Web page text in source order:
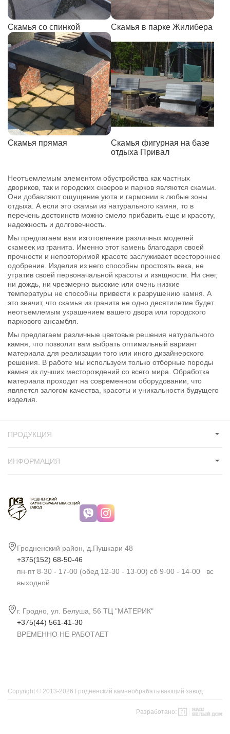
Скамья со спинкой Скамья в парке Жилибера
Скамья прямая
Скамья фигурная на базе
отдыха Привал
Неотъемлемым элементом обустройства как частных
двориков, так и городских скверов и парков являются скамьи.
Они добавляют ощущение уюта и гармонии в любые зоны
отдыха. А если это скамьи из натурального камня, то в
перечень достоинств можно смело прибавить еще и красоту,
надежность и долговечность.
Мы предлагаем вам изготовление различных моделей
скамеек из гранита. Именно этот камень благодаря своей
прочности и неповторимой красоте заслуживает всестороннее
одобрение. Изделия из него способны простоять века, не
утратив своей первоначальной красоты и изящности. Ни снег,
ни дождь, ни чрезмерно высокие или очень низкие
температуры не способны привести к разрушению камня. А
это значит, что скамья из гранита не одно десятилетие будет
неотъемлемым украшением вашего двора или городского
паркового ансамбля.
Мы предлагаем различные цветовые решения натурального
камня, что позволит вам выбрать оптимальный вариант
материала для реализации того или иного дизайнерского
решения. В работе мы используем только отборные породы
камня из лучших месторождений со всего мира. Обработка
материала проходит на современном оборудовании, что
является залогом качества, красоты и уникальности будущего
изделия.
Гродненский район, д.Пушкари 48
+375(152) 68-50-46
пн-пт 8-30 - 17-00 (обед 12-30 - 13-00) сб 9-00 - 14-00 вс
выходной
г. Гродно, ул. Белуша, 56 ТЦ "МАТЕРИК"
+375(44) 561-41-30
ВРЕМЕННО НЕ РАБОТАЕТ
ПРОДУКЦИЯ
ИНФОРМАЦИЯ
Copyright © 2013-2026 Гродненский камнеобрабатывающий завод
Разработано: